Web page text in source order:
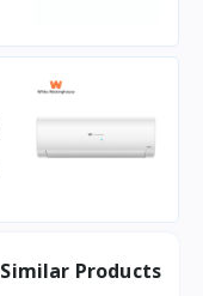
Similar Products